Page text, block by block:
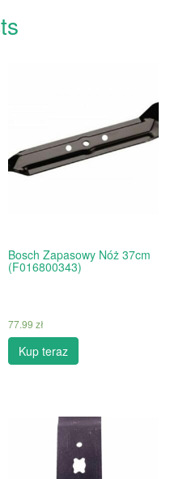
Bosch Zapasowy Nóż 37cm
(F016800343)
77.99 zł
Kup teraz